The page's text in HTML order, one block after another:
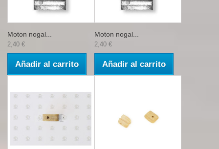
Moton nogal...
2,40 €
Añadir al carrito
Moton nogal...
2,40 €
Añadir al carrito